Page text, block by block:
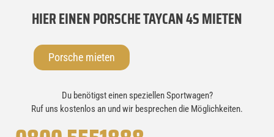
HIER EINEN PORSCHE TAYCAN 4S MIETEN
Porsche mieten
Du benötigst einen speziellen Sportwagen?
Ruf uns kostenlos an und wir besprechen die Möglichkeiten.